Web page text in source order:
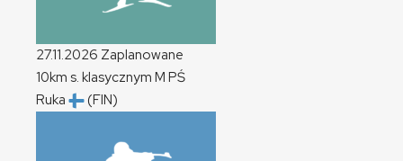
27.11.2026 Zaplanowane
10km s. klasycznym M PŚ
Ruka
(FIN)